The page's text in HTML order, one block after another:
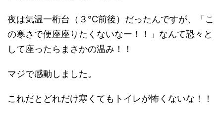
夜は気温一桁台（３℃前後）だったんですが、「こ
の寒さで便座座りたくないなー！！」なんて恐々と
して座ったらまさかの温み！！
マジで感動しました。
これだとどれだけ寒くてもトイレが怖くないな！！